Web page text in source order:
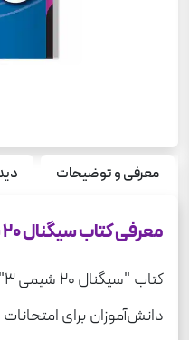
معرفی و توضیحات
معرفی کتاب سیگنال ۲۰ شیمی ۳